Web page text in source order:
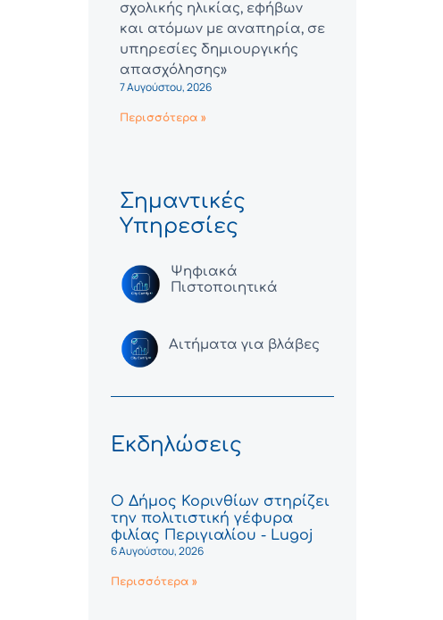
σχολικής ηλικίας, εφήβων
και ατόμων με αναπηρία, σε
υπηρεσίες δημιουργικής
απασχόλησης»
7 Αυγούστου, 2026
Περισσότερα »
Σημαντικές
Υπηρεσίες
Ψηφιακά
Πιστοποιητικά
Αιτήματα για βλάβες
Εκδηλώσεις
Ο Δήμος Κορινθίων στηρίζει
την πολιτιστική γέφυρα
φιλίας Περιγιαλίου - Lugoj
6 Αυγούστου, 2026
Περισσότερα »